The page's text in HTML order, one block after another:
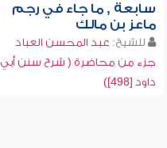
سابعة , ما جاء في رجم
ماعز بن مالك
للشيخ: عبد المحسن العباد
جزء من محاضرة ( شرح سنن أبي
داود [498])